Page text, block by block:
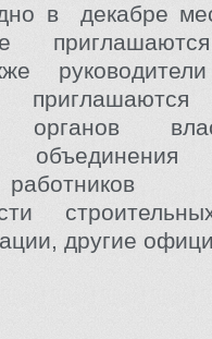
в декабре
органов
объединения
другие